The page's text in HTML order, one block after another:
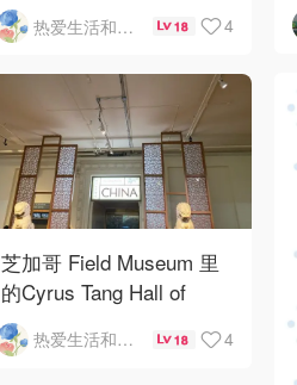
热爱生活和自由的轻舞飞扬 18 4
芝加哥 Field Museum 里
的Cyrus Tang Hall of
China（唐仲英中国馆）
热爱生活和自由的轻舞飞扬 18 4